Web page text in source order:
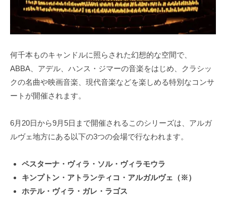
何千本ものキャンドルに照らされた幻想的な空間で、
ABBA、アデル、ハンス・ジマーの音楽をはじめ、クラシッ
クの名曲や映画音楽、現代音楽などを楽しめる特別なコンサ
ートが開催されます。
6月20日から9月5日まで開催されるこのシリーズは、アルガ
ルヴェ地方にある以下の3つの会場で行なわれます。
ペスターナ・ヴィラ・ソル・ヴィラモウラ
キンプトン・アトランティコ・アルガルヴェ（※）
ホテル・ヴィラ・ガレ・ラゴス